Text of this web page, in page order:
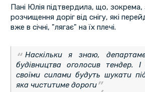
Пані Юлія підтвердила, що,
розчищення доріг від снігу, які
вже в січні, "лягає" на їх плечі.
Наскільки я знаю,
будівництва оголосив тендер.
своїми силами будуть шукати
яка чиститиме дороги